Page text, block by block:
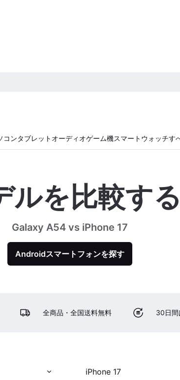
コンタブレット オーディオゲーム機スマートウォッチす
ルを比較す
Galaxy A54 vs iPhone 17
Androidスマートフォンを探す
全商品・全国送料無料 30日間
iPhone 17